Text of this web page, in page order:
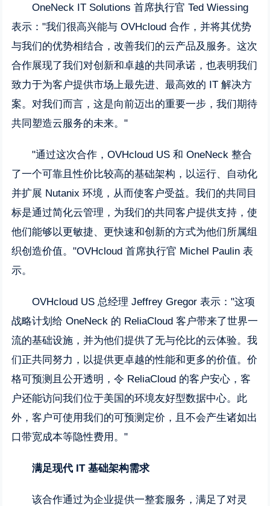
OneNeck IT Solutions 首席执行官 Ted Wiessing
表示："我们很高兴能与 OVHcloud 合作，并将其优势
与我们的优势相结合，改善我们的云产品及服务。这次
合作展现了我们对创新和卓越的共同承诺，也表明我们
致力于为客户提供市场上最先进、最高效的 IT 解决方
案。对我们而言，这是向前迈出的重要一步，我们期待
共同塑造云服务的未来。"
"通过这次合作，OVHcloud US 和 OneNeck 整合
了一个可靠且性价比较高的基础架构，以运行、自动化
并扩展 Nutanix 环境，从而使客户受益。我们的共同目
标是通过简化云管理，为我们的共同客户提供支持，使
他们能够以更敏捷、更快速和创新的方式为他们所属组
织创造价值。"OVHcloud 首席执行官 Michel Paulin 表
示。
OVHcloud US 总经理 Jeffrey Gregor 表示："这项
战略计划给 OneNeck 的 ReliaCloud 客户带来了世界一
流的基础设施，并为他们提供了无与伦比的云体验。我
们正共同努力，以提供更卓越的性能和更多的价值。价
格可预测且公开透明，令 ReliaCloud 的客户安心，客
户还能访问我们位于美国的环境友好型数据中心。此
外，客户可使用我们的可预测定价，且不会产生诸如出
口带宽成本等隐性费用。"
满足现代 IT基础架构需求
该合作通过为企业提供一整套服务，满足了对灵